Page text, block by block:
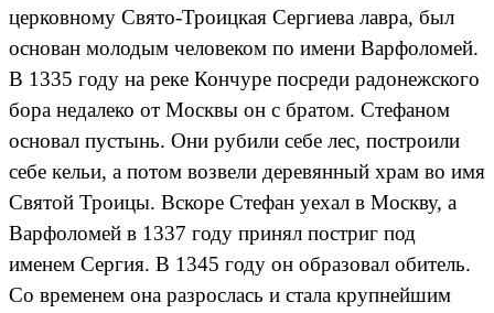
церковному Свято-Троицкая Сергиева лавра, был
основан молодым человеком по имени Варфоломей.
В 1335 году на реке Кончуре посреди радонежского
бора недалеко от Москвы он с братом. Стефаном
основал пустынь. Они рубили себе лес, построили
себе кельи, а потом возвели деревянный храм во имя
Святой Троицы. Вскоре Стефан уехал в Москву, а
Варфоломей в 1337 году принял постриг под
именем Сергия. В 1345 году он образовал обитель.
Со временем она разрослась и стала крупнейшим